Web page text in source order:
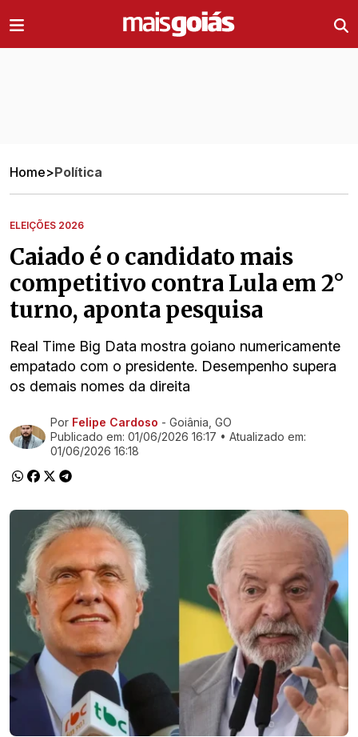
Home>Política
ELEIÇÕES 2026
Caiado é o candidato mais
competitivo contra Lula em 2°
turno, aponta pesquisa
Real Time Big Data mostra goiano numericamente
empatado com o presidente. Desempenho supera
os demais nomes da direita
Ir direto pra matéria
Por Felipe Cardoso - Goiânia, GO
Publicado em:01/06/2026 16:17 • Atualizado em:
01/06/2026 16:18